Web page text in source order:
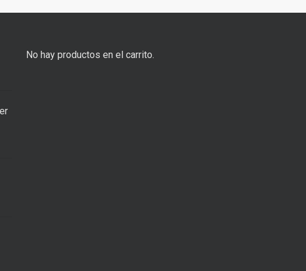
No hay productos en el carrito.